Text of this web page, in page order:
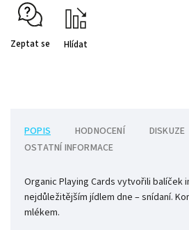
Zeptat se Hlídat
POPIS HODNOCENÍ
DISKUZE
OSTATNÍ INFORMACE
Organic Playing Cards vytvořili balíček
nejdůležitějším jídlem dne – snídaní. K
mlékem.